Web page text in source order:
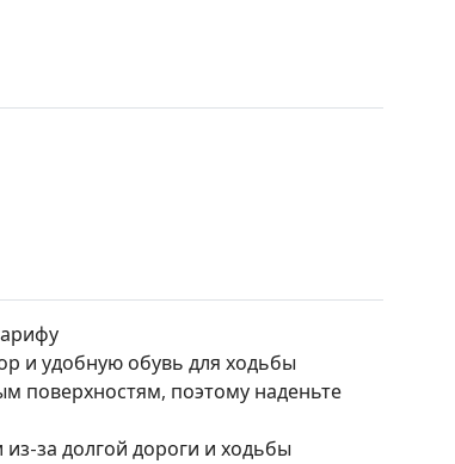
и удобную обувь для ходьбы
поверхностям, поэтому наденьте
за долгой дороги и ходьбы